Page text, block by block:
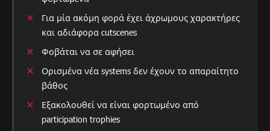
Για μία ακόμη φορά έχει άχρωμους χαρακτήρες
και αδιάφορα cutscenes
Φοβάται να σε αφήσει
Ορισμένα νέα systems δεν έχουν το απαραίτητο
βάθος
Εξακολουθεί να είναι φορτωμένο από
participation trophies